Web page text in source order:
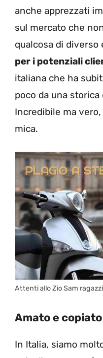
anche apprezzati
sul mercato che
qualcosa di
per i potenziali
italiana che ha
poco da una
Incredibile ma
mica.
Attenti allo Zio Sam
Amato e copiato
In Italia, siamo